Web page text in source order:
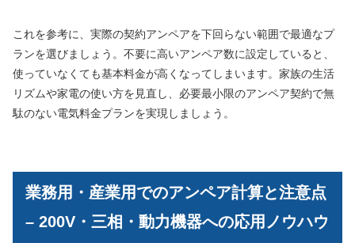
これを参考に、実際の契約アンペアを下回らない範囲で最適なプ
ランを選びましょう。不要に高いアンペア数に設定していると、
使っていなくても基本料金が高くなってしまいます。家族の生活
リズムや家電の使い方を見直し、必要最小限のアンペア契約で無
駄のない電気料金プランを実現しましょう。
業務用・産業用でのアンペア計算と注意点
– 200V・三相・動力機器への応用ノウハウ